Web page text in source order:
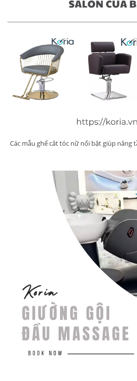
Các mẫu ghế cắt tóc nữ nổi bật giúp nâng